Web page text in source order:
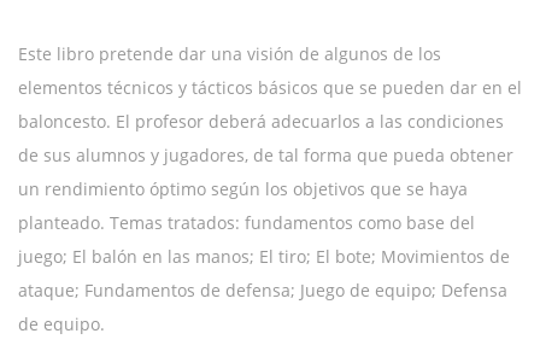
Este libro pretende dar una visión de algunos de los
elementos técnicos y tácticos básicos que se pueden dar en el
baloncesto. El profesor deberá adecuarlos a las condiciones
de sus alumnos y jugadores, de tal forma que pueda obtener
un rendimiento óptimo según los objetivos que se haya
planteado. Temas tratados: fundamentos como base del
juego; El balón en las manos; El tiro; El bote; Movimientos de
ataque; Fundamentos de defensa; Juego de equipo; Defensa
de equipo.